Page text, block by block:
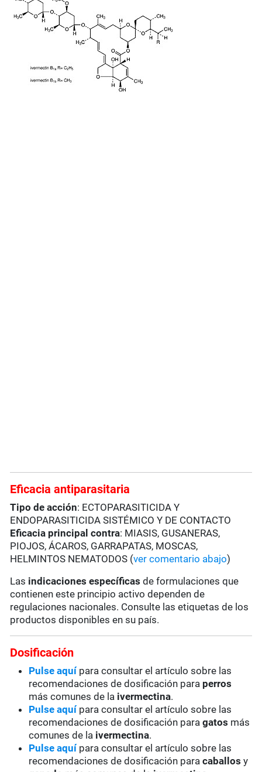
Eficacia antiparasitaria
Tipo de acción: ECTOPARASITICIDA Y
ENDOPARASITICIDA SISTÉMICO Y DE CONTACTO
Eficacia principal contra: MIASIS, GUSANERAS,
PIOJOS, ÁCAROS, GARRAPATAS, MOSCAS,
HELMINTOS NEMATODOS (ver comentario abajo)
Las indicaciones específicasde formulaciones que
contienen este principio activo dependen de
regulaciones nacionales. Consulte las etiquetas de los
productos disponibles en su país.
Dosificación
Pulse aquípara consultar el artículo sobre las
recomendaciones de dosificación para perros
más comunes de la ivermectina.
Pulse aquípara consultar el artículo sobre las
recomendaciones de dosificación paragatos más
comunes de la ivermectina.
Pulse aquípara consultar el artículo sobre las
recomendaciones de dosificación paracaballos y